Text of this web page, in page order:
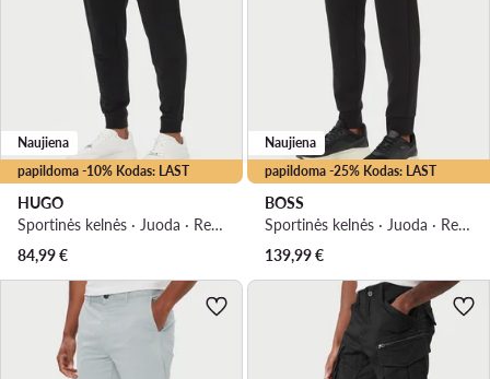
papildoma -10% Kodas: LAST
Naujiena
HUGO
Sportinės kelnės · Juoda · Regular Fit
84,99€
papildoma -25% Kodas: LAST
Naujiena
BOSS
Sportinės kelnės · Juoda · Regular Fit
139,99€